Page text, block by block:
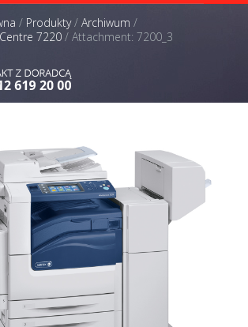
/ Produkty/ Archiwum /
7220 / Attachment: 7200_3